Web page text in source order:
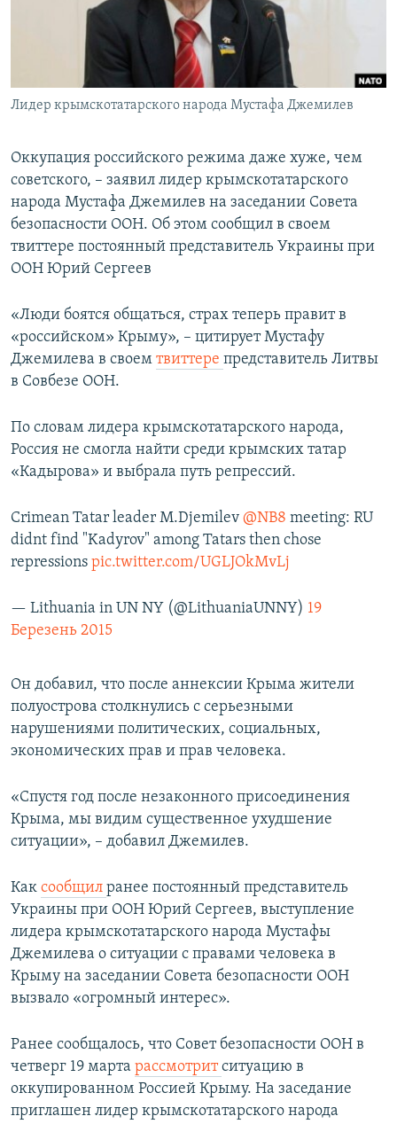
ПОБЕДИТЕЛЕЙ НЕ СУДЯТ?
КРЫМ.НЕПОКОРЕННЫЙ
УКРАИНСКАЯ ПРОБЛЕМА КРЫМА
ПРИСОЕДИНЯЙТЕСЬ!
Лидер крымскотатарского народа Мустафа Джемилев
Оккупация российского режима даже хуже, чем
советского, – заявил лидер крымскотатарского
народа Мустафа Джемилев на заседании Совета
безопасности ООН. Об этом сообщил в своем
твиттере постоянный представитель Украины при
ООН Юрий Сергеев
«Люди боятся общаться, страх теперь правит в
«российском» Крыму», – цитирует Мустафу
Джемилева в своем твиттере представитель Литвы
в Совбезе ООН.
По словам лидера крымскотатарского народа,
Россия не смогла найти среди крымских татар
«Кадырова» и выбрала путь репрессий.
Crimean Tatar leader M.Djemilev @NB8 meeting: RU
didnt find "Kadyrov" among Tatars then chose
repressions pic.twitter.com/UGLJOkMvLj
— Lithuania in UN NY (@LithuaniaUNNY) 19
Березень 2015
Он добавил, что после аннексии Крыма жители
полуострова столкнулись с серьезными
нарушениями политических, социальных,
экономических прав и прав человека.
«Спустя год после незаконного присоединения
Крыма, мы видим существенное ухудшение
ситуации», – добавил Джемилев.
Как сообщил ранее постоянный представитель
Украины при ООН Юрий Сергеев, выступление
лидера крымскотатарского народа Мустафы
Джемилева о ситуации с правами человека в
Крыму на заседании Совета безопасности ООН
вызвало «огромный интерес».
Ранее сообщалось, что Совет безопасности ООН в
четверг 19 марта рассмотритситуацию в
оккупированном Россией Крыму. На заседание
приглашен лидер крымскотатарского народа